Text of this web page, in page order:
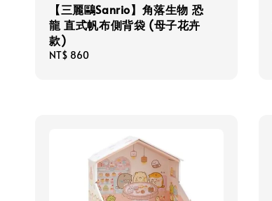
【三麗鷗Sanrio】角落生物 恐
龍 直式帆布側背袋 (母子花卉
款)
Regular
NT$ 860